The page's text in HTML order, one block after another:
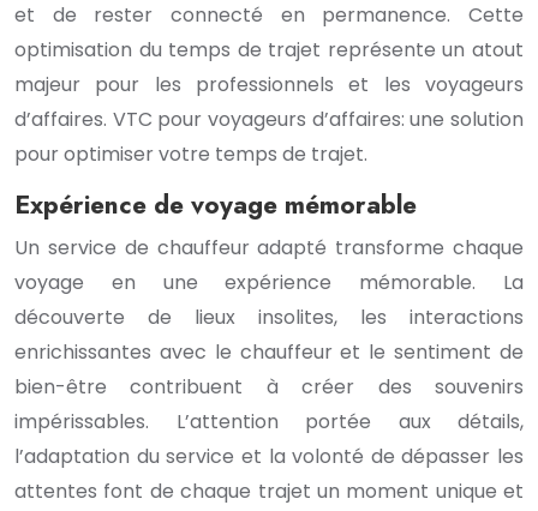
et de rester connecté en permanence. Cette
optimisation du temps de trajet représente un atout
majeur pour les professionnels et les voyageurs
d’affaires. VTC pour voyageurs d’affaires: une solution
pour optimiser votre temps de trajet.
Expérience de voyage mémorable
Un service de chauffeur adapté transforme chaque
voyage en une expérience mémorable. La
découverte de lieux insolites, les interactions
enrichissantes avec le chauffeur et le sentiment de
bien-être contribuent à créer des souvenirs
impérissables. L’attention portée aux détails,
l’adaptation du service et la volonté de dépasser les
attentes font de chaque trajet un moment unique et